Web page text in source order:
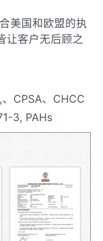
美国和欧盟的执
让客户无后顾之
CPSA、CHCC
3, PAHs